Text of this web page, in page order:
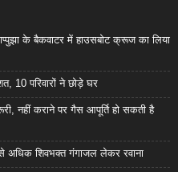
के बैकवाटर में हाउसबोट क्रूज का लिया
10 परिवारों ने छोड़े घर
नहीं कराने पर गैस आपूर्ति हो सकती है
अधिक शिवभक्त गंगाजल लेकर रवाना